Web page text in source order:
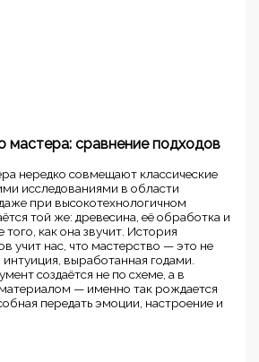
мастера: сравнение подходов
нередко совмещают классические
исследованиями в области
при высокотехнологичном
той же: древесина, её обработка и
как она звучит. История
учит нас, что мастерство — это не
интуиция, выработанная годами.
создаётся не по схеме, а в
— именно так рождается
передать эмоции, настроение и